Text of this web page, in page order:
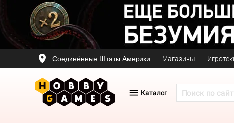
Соединённые Штаты Америки Магазины
Каталог